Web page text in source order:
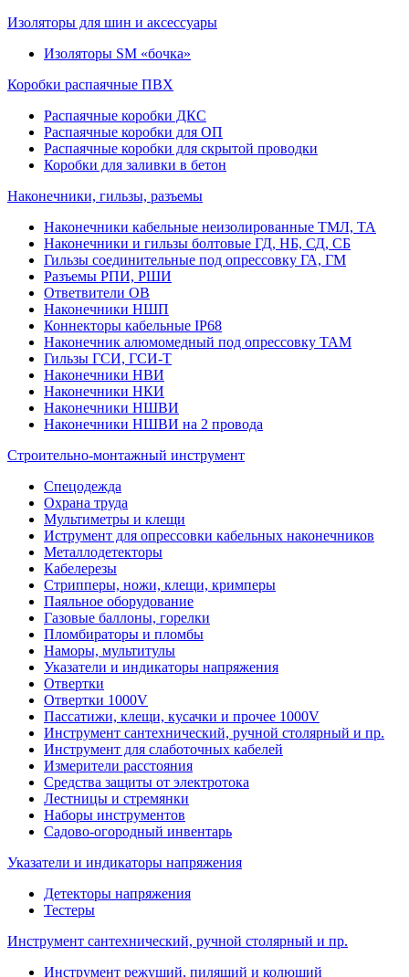
Изоляторы для шин и аксессуары
Изоляторы SM «бочка»
Коробки распаячные ПВХ
Распаячные коробки ДКС
Распаячные коробки для ОП
Распаячные коробки для скрытой проводки
Коробки для заливки в бетон
Наконечники, гильзы, разъемы
Наконечники кабельные неизолированные ТМЛ, ТА
Наконечники и гильзы болтовые ГД, НБ, СД, СБ
Гильзы соединительные под опрессовку ГА, ГМ
Разъемы РПИ, РШИ
Ответвители ОВ
Наконечники НШП
Коннекторы кабельные IP68
Наконечник алюмомедный под опрессовку ТАМ
Гильзы ГСИ, ГСИ-Т
Наконечники НВИ
Наконечники НКИ
Наконечники НШВИ
Наконечники НШВИ на 2 провода
Строительно-монтажный инструмент
Спецодежда
Охрана труда
Мультиметры и клещи
Иструмент для опрессовки кабельных наконечников
Металлодетекторы
Кабелерезы
Стрипперы, ножи, клещи, кримперы
Паяльное оборудование
Газовые баллоны, горелки
Пломбираторы и пломбы
Наморы, мультитулы
Указатели и индикаторы напряжения
Отвертки
Отвертки 1000V
Пассатижи, клещи, кусачки и прочее 1000V
Инструмент сантехнический, ручной столярный и пр.
Инструмент для слаботочных кабелей
Измерители расстояния
Средства защиты от электротока
Лестницы и стремянки
Наборы инструментов
Садово-огородный инвентарь
Указатели и индикаторы напряжения
Детекторы напряжения
Тестеры
Инструмент сантехнический, ручной столярный и пр.
Инструмент режущий, пилящий и колющий